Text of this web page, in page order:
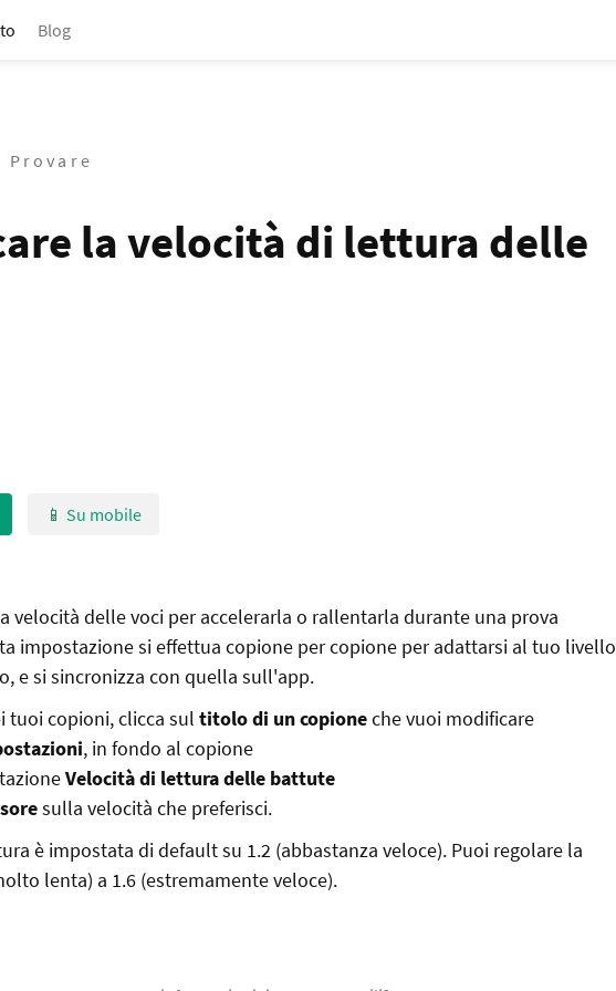
Blog
la velocità di lettura delle
📱 Su mobile
velocità delle voci per accelerarla o rallentarla durante una prova
impostazione si effettua copione per copione per adattarsi al tuo livello
e si sincronizza con quella sull'app.
tuoi copioni, clicca sul titolo di un copioneche vuoi modificare
, in fondo al copione
Velocità di lettura delle battute
sulla velocità che preferisci.
è impostata di default su 1.2 (abbastanza veloce). Puoi regolare la
lenta) a 1.6 (estremamente veloce).